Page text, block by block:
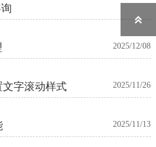
2025/12/08
文字滚动样式 2025/11/26
2025/11/13
